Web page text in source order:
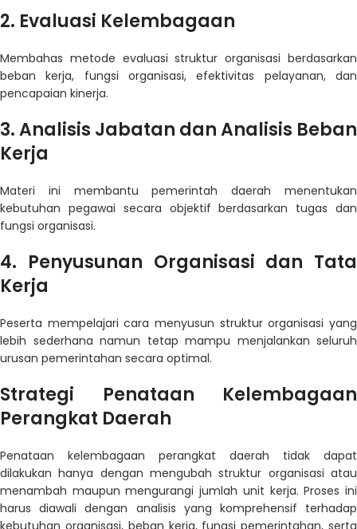
2. Evaluasi Kelembagaan
Membahas metode evaluasi struktur organisasi berdasarkan
beban kerja, fungsi organisasi, efektivitas pelayanan, dan
pencapaian kinerja.
3. Analisis Jabatan dan Analisis Beban
Kerja
Materi ini membantu pemerintah daerah menentukan
kebutuhan pegawai secara objektif berdasarkan tugas dan
fungsi organisasi.
4. Penyusunan Organisasi dan Tata
Kerja
Peserta mempelajari cara menyusun struktur organisasi yang
lebih sederhana namun tetap mampu menjalankan seluruh
urusan pemerintahan secara optimal.
Strategi Penataan Kelembagaan
Perangkat Daerah
Penataan kelembagaan perangkat daerah tidak dapat
dilakukan hanya dengan mengubah struktur organisasi atau
menambah maupun mengurangi jumlah unit kerja. Proses ini
harus diawali dengan analisis yang komprehensif terhadap